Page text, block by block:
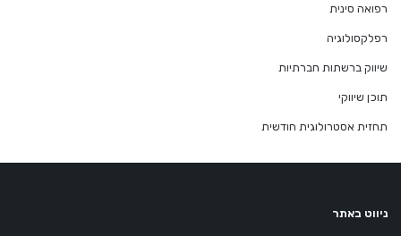
רפואה סינית
רפלקסולוגיה
שיווק ברשתות חברתיות
תוכן שיווקי
תחזית אסטרולוגית חודשית
ניווט באתר